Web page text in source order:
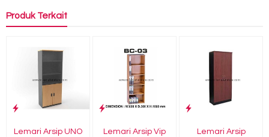
Produk Terkait
Lemari Arsip UNO
Lemari Arsip Vip
Lemari Arsip